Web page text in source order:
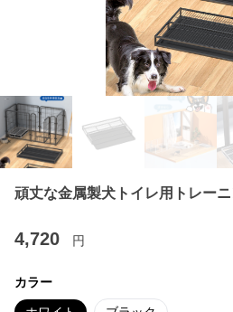
頑丈な金属製犬トイレ用トレー
4,720 円
カラー